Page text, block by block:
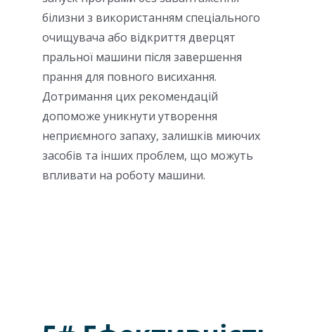
білизни з використанням спеціального
очищувача або відкриття дверцят
пральної машини після завершення
прання для повного висихання.
Дотримання цих рекомендацій
допоможе уникнути утворення
неприємного запаху, залишків миючих
засобів та інших проблем, що можуть
впливати на роботу машини.